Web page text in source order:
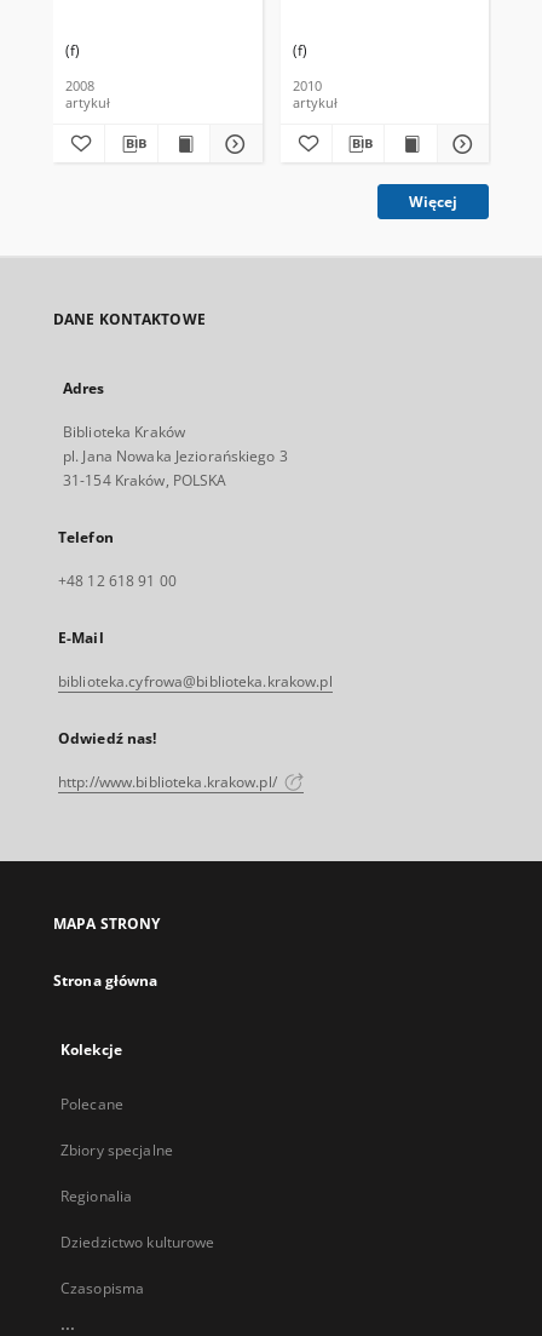
(f)
2008
artykuł
(f)
2010
artykuł
Więcej
DANE KONTAKTOWE
Adres
Biblioteka Kraków
pl. Jana Nowaka Jeziorańskiego 3
31-154 Kraków, POLSKA
Telefon
+48 12 618 91 00
E-Mail
biblioteka.cyfrowa@biblioteka.krakow.pl
Odwiedź nas!
http://www.biblioteka.krakow.pl/
MAPA STRONY
Strona główna
Kolekcje
Polecane
Zbiory specjalne
Regionalia
Dziedzictwo kulturowe
Czasopisma
...